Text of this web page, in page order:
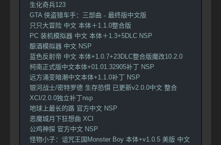
生化奇兵123
GTA 侠盗猎车手：三部曲﹣最终版中文版
只只大冒险 中文 本体＋1.1.0整合版
PC 装机模拟器 中文 本体＋1.3+5DLC NSP
酿酒模拟器 中文 NSP
蓝色反射帝 中文 本体+1.0.7+23DLC整合版魔改10.2.0
柯南正式版中文本体+01.01.32905补丁 NSP
远方涌变暗潮中文本体+1.1.0补丁 NSP
银河战士/密特罗德 生存恐惧 已更新v2.0.0中文 整合
XCI/2.0.0独立补丁nsp
地球上最长的路 官方中文 NSP
恶魔城月下狂想曲 XCI
公鸡神探 官方中文 NSP
怪物小子：诅咒王国Monster Boy 本体+v1.0.5 美版 中文